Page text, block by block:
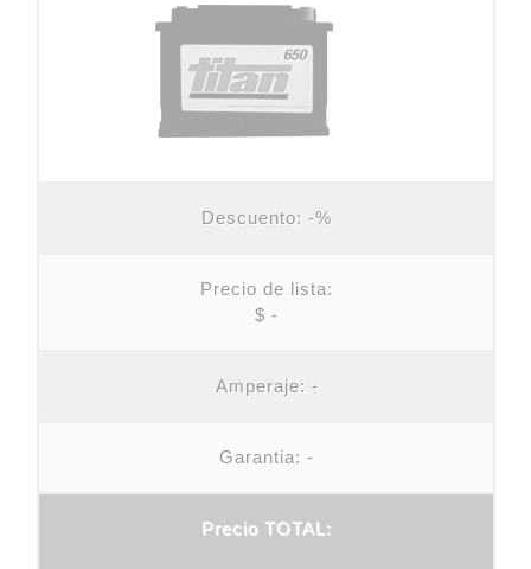
Descuento: -%
Precio de lista:
$ -
Amperaje: -
Garantia: -
Precio TOTAL: